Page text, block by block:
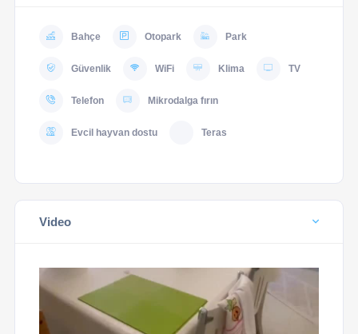
Bahçe Otopark Park
Güvenlik WiFi Klima TV
Telefon Mikrodalga fırın
Evcil hayvan dostu Teras
Video